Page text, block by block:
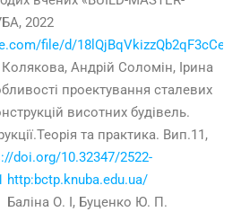
2022
file/d/
Колякова, Андрій Соломін, Ірина
проектування сталевих
висотних будівель.
та практика. Вип.11,
doi.org/10.32347/2522-
http:bctp.knuba.edu.ua/
Баліна О. І, Буценко Ю. П.